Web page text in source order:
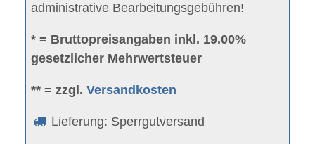
administrative Bearbeitungsgebühren!
* = Bruttopreisangaben inkl. 19.00%
gesetzlicher Mehrwertsteuer
** = zzgl.Versandkosten
Lieferung: Sperrgutversand